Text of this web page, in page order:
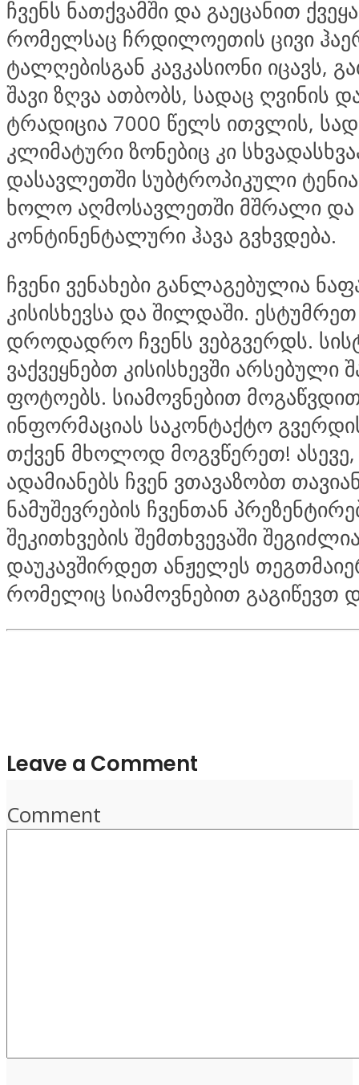
ჩვენს ნათქვამში და გაეცანით
რომელსაც ჩრდილოეთის ცივი
ტალღებისგან კავკასიონი იცავს,
შავი ზღვა ათბობს, სადაც ღვინის
ტრადიცია 7000 წელს ითვლის,
კლიმატური ზონებიც კი
დასავლეთში სუბტროპიკული
ხოლო აღმოსავლეთში მშრალი და
კონტინენტალური ჰავა გვხვდება.
ჩვენი ვენახები განლაგებულია
კისისხევსა და შილდაში. ესტუმრეთ
დროდადრო ჩვენს ვებგვერდს.
ვაქვეყნებთ კისისხევში არსებული
ფოტოებს. სიამოვნებით
ინფორმაციას საკონტაქტო
თქვენ მხოლოდ მოგვწერეთ!
ადამიანებს ჩვენ ვთავაზობთ
ნამუშევრების ჩვენთან
შეკითხვების შემთხვევაში
დაუკავშირდეთ ანჟელეს
რომელიც სიამოვნებით გაგიწევთ
Leave a Comment
Comment